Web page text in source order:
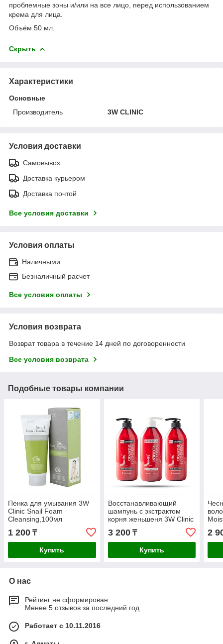
проблемные зоны и/или на все лицо, перед использованием
крема для лица.
Объём 50 мл.
Скрыть
Характеристики
Основные
Производитель
3W CLINIC
Условия доставки
Самовывоз
Доставка курьером
Доставка почтой
Все условия доставки
Условия оплаты
Наличными
Безналичный расчет
Все условия оплаты
Условия возврата
Возврат товара в течение 14 дней по договоренности
Все условия возврата
Подобные товары компании
Пенка для умывания 3W
Clinic Snail Foam
Cleansing,100мл
1 200 ₸
Купить
Восстанавливающий
шампунь с экстрактом
корня женьшеня 3W Clinic
Aging Care Red Ginseng
Shampoo
3 200₸
Купить
2
О нас
Рейтинг не сформирован
Менее 5 отзывов за последний год
Работает с 10.11.2016